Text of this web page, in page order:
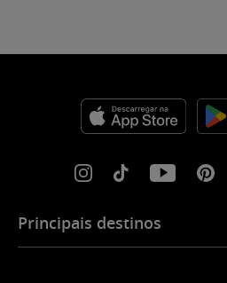
Principais destinos